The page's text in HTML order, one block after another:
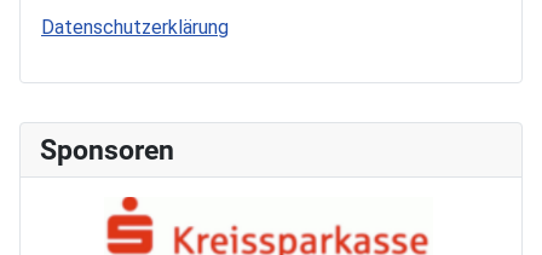
Sponsoren
Datenschutzerklärung